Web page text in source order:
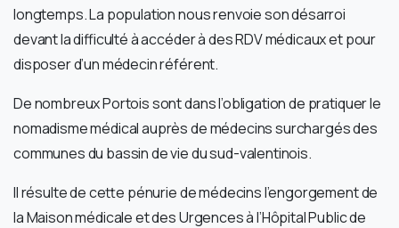
longtemps. La population nous renvoie son désarroi
devant la difficulté à accéder à des RDV médicaux et pour
disposer d’un médecin référent.
De nombreux Portois sont dans l’obligation de pratiquer le
nomadisme médical auprès de médecins surchargés des
communes du bassin de vie du sud-valentinois.
Il résulte de cette pénurie de médecins l’engorgement de
la Maison médicale et des Urgences à l’Hôpital Public de